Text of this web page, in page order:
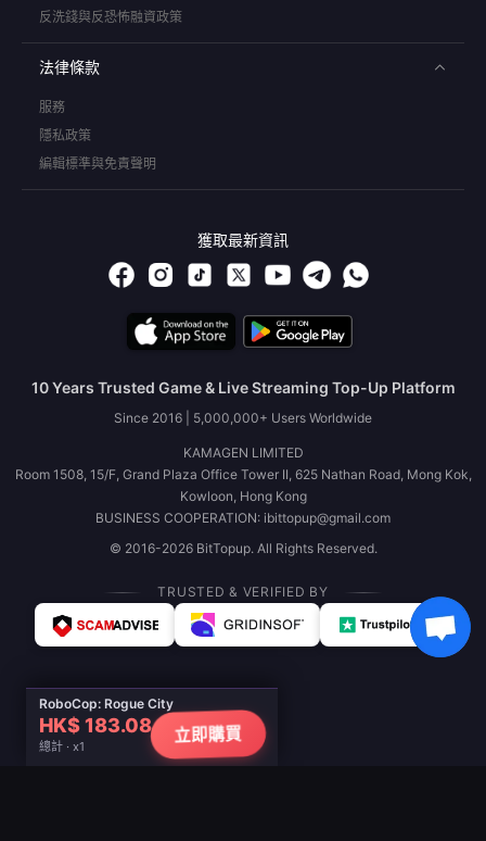
RoboCop: Rogue City
HK$ 183.08
總計 · x1
立即購買
反洗錢與反恐怖融資政策
法律條款
服務
隱私政策
編輯標準與免責聲明
獲取最新資訊
10 Years Trusted Game & Live Streaming Top-Up Platform
Since 2016 | 5,000,000+ Users Worldwide
KAMAGEN LIMITED
Room 1508, 15/F, Grand Plaza Office Tower II, 625 Nathan Road, Mong Kok,
Kowloon, Hong Kong
BUSINESS COOPERATION: ibittopup@gmail.com
© 2016-2026 BitTopup. All Rights Reserved.
TRUSTED & VERIFIED BY